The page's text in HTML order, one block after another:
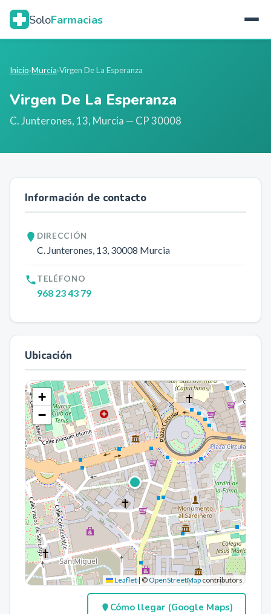
SoloFarmacias
Inicio›Murcia›Virgen De La Esperanza
Virgen De La Esperanza
C. Junterones, 13, Murcia — CP 30008
Información de contacto
DIRECCIÓN
C. Junterones, 13, 30008 Murcia
TELÉFONO
968 23 43 79
Ubicación
+
−
Leaflet| ©OpenStreetMap contributors
Cómo llegar (Google Maps)